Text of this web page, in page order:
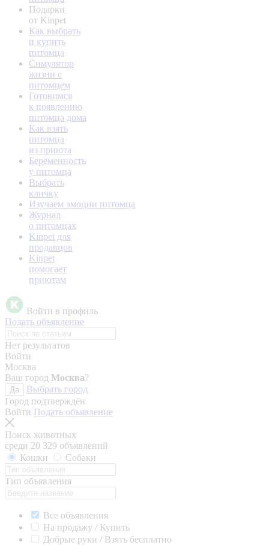
Подарки
от Kinpet
Как выбрать
и купить
питомца
Симулятор
жизни с
питомцем
Готовимся
к появлению
питомца дома
Как взять
питомца
из приюта
Беременность
у питомца
Выбрать
кличку
Изучаем эмоции питомца
Журнал
о питомцах
Kinpet для
продавцов
Kinpet
помогает
приютам
Войти в профиль
Подать объявление
Нет результатов
Войти
Москва
Ваш город Москва?
Да
Выбрать город
Город подтверждён
Войти Подать объявление
Поиск животных
среди 20 329 объявлений
Кошки
Собаки
Тип объявления
Все объявления
На продажу / Купить
Добрые руки / Взять бесплатно